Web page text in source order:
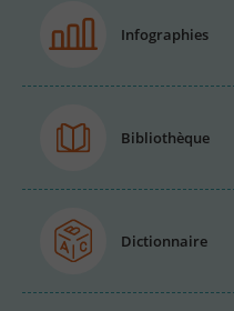
Infographies
Bibliothèque
Dictionnaire